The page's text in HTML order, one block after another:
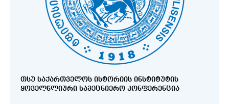
ᲗᲡᲣ ᲡᲐᲥᲐᲠᲗᲕᲔᲚᲝᲡ ᲘᲡᲢᲝᲠᲘᲘᲡ ᲘᲜᲡᲢᲘᲢᲣᲢᲘᲡ
ᲧᲝᲕᲔᲚᲬᲚᲘᲣᲠᲘ ᲡᲐᲛᲔᲪᲜᲘᲔᲠᲝ ᲙᲝᲜᲤᲔᲠᲔᲜᲪᲘᲐ